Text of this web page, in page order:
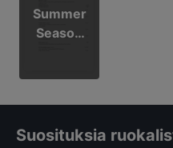
Summer
Season
Suosituksia